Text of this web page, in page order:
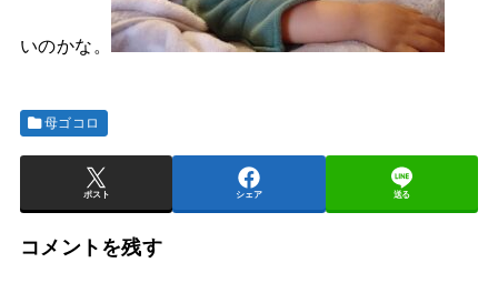
いのかな。
母ゴコロ
ポスト シェア 送る
コメントを残す